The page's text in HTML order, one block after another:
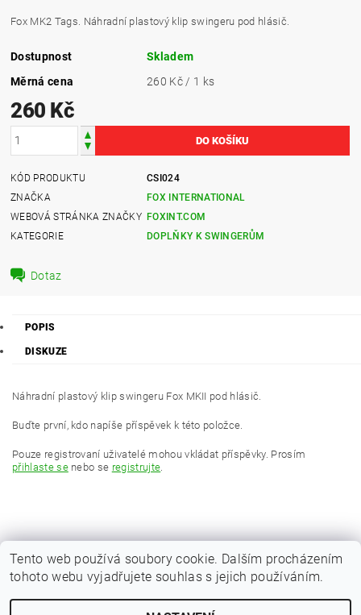
Fox MK2 Tags. Náhradní plastový klip swingeru pod hlásič.
Dostupnost
Skladem
Měrná cena
260 Kč / 1 ks
260 Kč
KÓD PRODUKTU
CSI024
ZNAČKA
FOX INTERNATIONAL
WEBOVÁ STRÁNKA ZNAČKY FOXINT.COM
KATEGORIE
DOPLŇKY K SWINGERŮM
Dotaz
POPIS
DISKUZE
Náhradní plastový klip swingeru Fox MKII pod hlásič.
Buďte první, kdo napíše příspěvek k této položce.
Pouze registrovaní uživatelé mohou vkládat příspěvky. Prosím
přihlaste senebo se registrujte.
Zboží.cz Heureka.cz
Tento web používá soubory cookie. Dalším procházením
tohoto webu vyjadřujete souhlas s jejich používáním.